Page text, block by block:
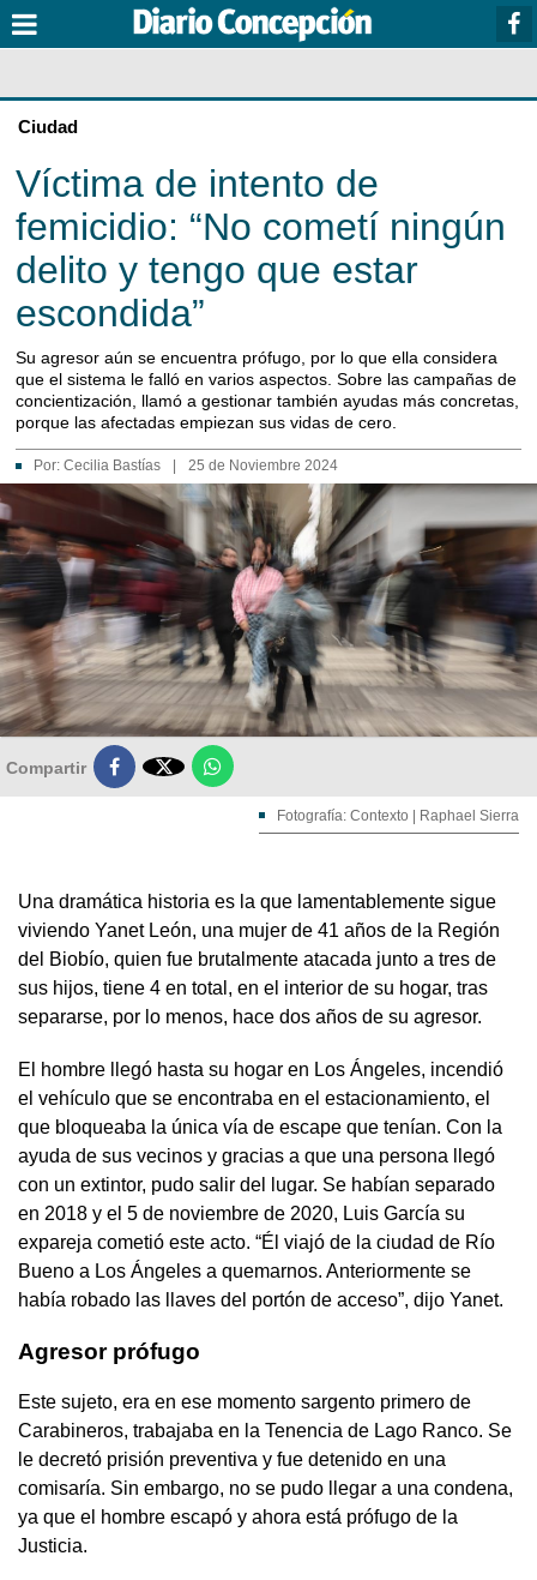
Ciudad
Víctima de intento de
femicidio: “No cometí ningún
delito y tengo que estar
escondida”
Su agresor aún se encuentra prófugo, por lo que ella considera
que el sistema le falló en varios aspectos. Sobre las campañas de
concientización, llamó a gestionar también ayudas más concretas,
porque las afectadas empiezan sus vidas de cero.
Por: Cecilia Bastías 25 de Noviembre 2024
Compartir 
Fotografía: Contexto | Raphael Sierra
Una dramática historia es la que lamentablemente sigue
viviendo Yanet León, una mujer de 41 años de la Región
del Biobío, quien fue brutalmente atacada junto a tres de
sus hijos, tiene 4 en total, en el interior de su hogar, tras
separarse, por lo menos, hace dos años de su agresor.
El hombre llegó hasta su hogar en Los Ángeles, incendió
el vehículo que se encontraba en el estacionamiento, el
que bloqueaba la única vía de escape que tenían. Con la
ayuda de sus vecinos y gracias a que una persona llegó
con un extintor, pudo salir del lugar. Se habían separado
en 2018 y el 5 de noviembre de 2020, Luis García su
expareja cometió este acto. “Él viajó de la ciudad de Río
Bueno a Los Ángeles a quemarnos. Anteriormente se
había robado las llaves del portón de acceso”, dijo Yanet.
Agresor prófugo
Este sujeto, era en ese momento sargento primero de
Carabineros, trabajaba en la Tenencia de Lago Ranco. Se
le decretó prisión preventiva y fue detenido en una
comisaría. Sin embargo, no se pudo llegar a una condena,
ya que el hombre escapó y ahora está prófugo de la
Justicia.